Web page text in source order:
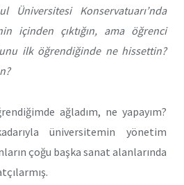
Üniversitesi Konservatuarı’nda
içinden çıktığın, ama öğrenci
ilk öğrendiğinde ne hissettin?
ağladım, ne yapayım?
üniversitemin yönetim
çoğu başka sanat alanlarında